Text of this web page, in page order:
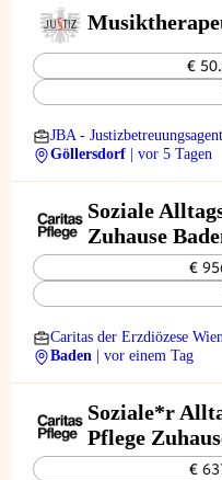
€
JBA -
Göllersdorf
| vor 5 Tagen
Soziale
Zuhause
€
Caritas der Erzdiözese
Baden
| vor einem Tag
Soziale*r
Pflege
€